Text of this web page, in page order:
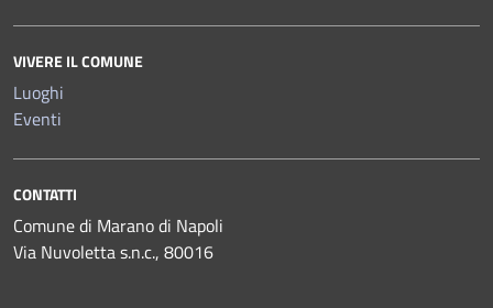
VIVERE IL COMUNE
Luoghi
Eventi
CONTATTI
Comune di Marano di Napoli
Via Nuvoletta s.n.c., 80016